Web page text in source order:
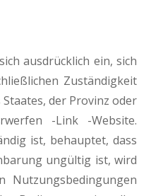
ausdrücklich ein, sich
Zuständigkeit
der Provinz oder
-Link -Website.
ist, behauptet, dass
ungültig ist, wird
Nutzungsbedingungen